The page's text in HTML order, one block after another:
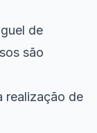
de
são
realização de